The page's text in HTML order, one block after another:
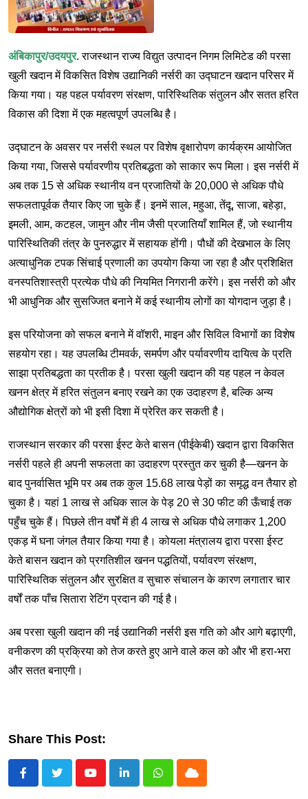
अंबिकापुर/उदयपुर. राजस्थान राज्य विद्युत उत्पादन निगम लिमिटेड की परसा
खुली खदान में विकसित विशेष उद्यानिकी नर्सरी का उद्घाटन खदान परिसर में
किया गया। यह पहल पर्यावरण संरक्षण, पारिस्थितिक संतुलन और सतत हरित
विकास की दिशा में एक महत्वपूर्ण उपलब्धि है।
उद्घाटन के अवसर पर नर्सरी स्थल पर विशेष वृक्षारोपण कार्यक्रम आयोजित
किया गया, जिससे पर्यावरणीय प्रतिबद्धता को साकार रूप मिला। इस नर्सरी में
अब तक 15 से अधिक स्थानीय वन प्रजातियों के 20,000 से अधिक पौधे
सफलतापूर्वक तैयार किए जा चुके हैं। इनमें साल, महुआ, तेंदू, साजा, बहेड़ा,
इमली, आम, कटहल, जामुन और नीम जैसी प्रजातियाँ शामिल हैं, जो स्थानीय
पारिस्थितिकी तंत्र के पुनरुद्धार में सहायक होंगी। पौधों की देखभाल के लिए
अत्याधुनिक टपक सिंचाई प्रणाली का उपयोग किया जा रहा है और प्रशिक्षित
वनस्पतिशास्त्री प्रत्येक पौधे की नियमित निगरानी करेंगे। इस नर्सरी को और
भी आधुनिक और सुसज्जित बनाने में कई स्थानीय लोगों का योगदान जुड़ा है।
इस परियोजना को सफल बनाने में वॉशरी, माइन और सिविल विभागों का विशेष
सहयोग रहा। यह उपलब्धि टीमवर्क, समर्पण और पर्यावरणीय दायित्व के प्रति
साझा प्रतिबद्धता का प्रतीक है। परसा खुली खदान की यह पहल न केवल
खनन क्षेत्र में हरित संतुलन बनाए रखने का एक उदाहरण है, बल्कि अन्य
औद्योगिक क्षेत्रों को भी इसी दिशा में प्रेरित कर सकती है।
राजस्थान सरकार की परसा ईस्ट केते बासन (पीईकेबी) खदान द्वारा विकसित
नर्सरी पहले ही अपनी सफलता का उदाहरण प्रस्तुत कर चुकी है—खनन के
बाद पुनर्वासित भूमि पर अब तक कुल 15.68 लाख पेड़ों का समृद्ध वन तैयार हो
चुका है। यहां 1 लाख से अधिक साल के पेड़ 20 से 30 फीट की ऊँचाई तक
पहुँच चुके हैं। पिछले तीन वर्षों में ही 4 लाख से अधिक पौधे लगाकर 1,200
एकड़ में घना जंगल तैयार किया गया है। कोयला मंत्रालय द्वारा परसा ईस्ट
केते बासन खदान को प्रगतिशील खनन पद्धतियों, पर्यावरण संरक्षण,
पारिस्थितिक संतुलन और सुरक्षित व सुचारु संचालन के कारण लगातार चार
वर्षों तक पाँच सितारा रेटिंग प्रदान की गई है।
अब परसा खुली खदान की नई उद्यानिकी नर्सरी इस गति को और आगे बढ़ाएगी,
वनीकरण की प्रक्रिया को तेज करते हुए आने वाले कल को और भी हरा-भरा
और सतत बनाएगी।
Share This Post:
LinkedInWhatsappCloud